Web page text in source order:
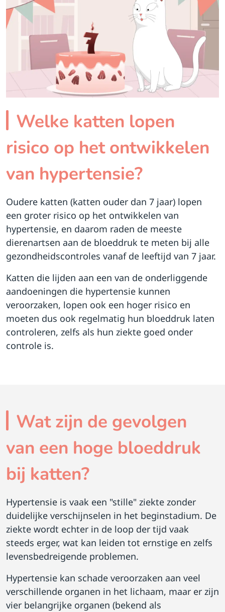
Welke katten lopen
risico op het ontwikkelen
van hypertensie?
Oudere katten (katten ouder dan 7 jaar) lopen
een groter risico op het ontwikkelen van
hypertensie, en daarom raden de meeste
dierenartsen aan de bloeddruk te meten bij alle
gezondheidscontroles vanaf de leeftijd van 7 jaar.
Katten die lijden aan een van de onderliggende
aandoeningen die hypertensie kunnen
veroorzaken, lopen ook een hoger risico en
moeten dus ook regelmatig hun bloeddruk laten
controleren, zelfs als hun ziekte goed onder
controle is.
Wat zijn de gevolgen
van een hoge bloeddruk
bij katten?
Hypertensie is vaak een "stille" ziekte zonder
duidelijke verschijnselen in het beginstadium. De
ziekte wordt echter in de loop der tijd vaak
steeds erger, wat kan leiden tot ernstige en zelfs
levensbedreigende problemen.
Hypertensie kan schade veroorzaken aan veel
verschillende organen in het lichaam, maar er zijn
vier belangrijke organen (bekend als